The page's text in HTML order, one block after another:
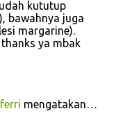
kututup
bawahnya juga
margarine).
ya mbak
mengatakan…